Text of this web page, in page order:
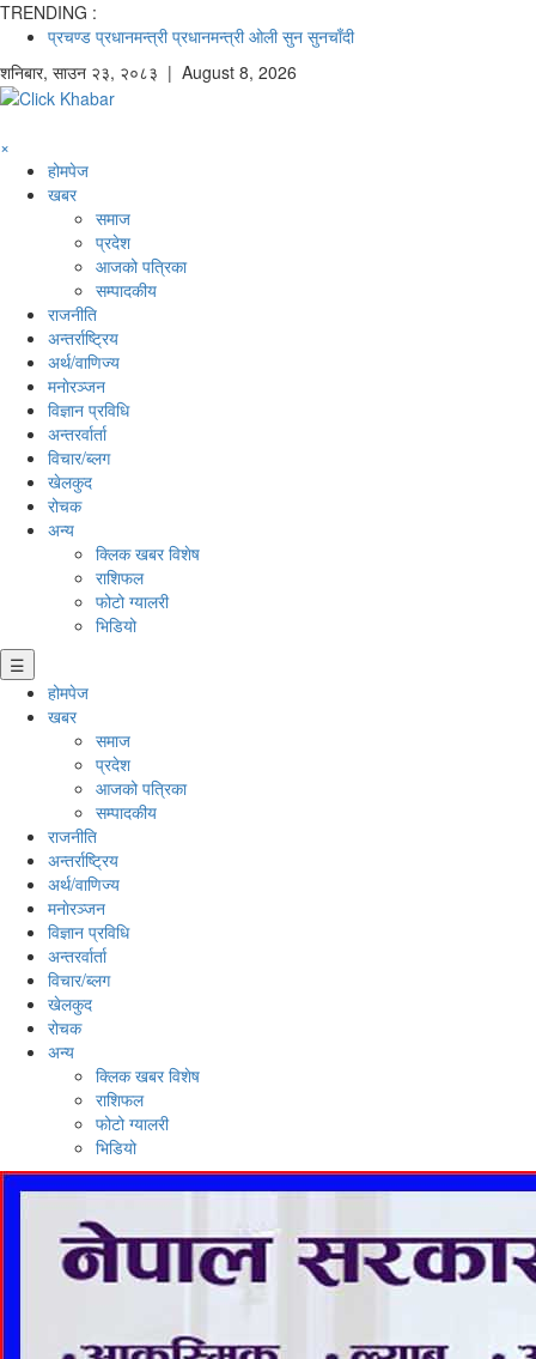
TRENDING :
प्रचण्ड प्रधानमन्त्री प्रधानमन्त्री ओली सुन सुनचाँदी
शनिबार, साउन २३, २०८३ | August 8, 2026
×
होमपेज
खबर
समाज
प्रदेश
आजको पत्रिका
सम्पादकीय
राजनीति
अन्तर्राष्ट्रिय
अर्थ/वाणिज्य
मनाेरञ्जन
विज्ञान प्रविधि
अन्तरर्वार्ता
विचार/ब्लग
खेलकुद
रोचक
अन्य
क्लिक खबर विशेष
राशिफल
फोटो ग्यालरी
भिडियो
☰
होमपेज
खबर
समाज
प्रदेश
आजको पत्रिका
सम्पादकीय
राजनीति
अन्तर्राष्ट्रिय
अर्थ/वाणिज्य
मनाेरञ्जन
विज्ञान प्रविधि
अन्तरर्वार्ता
विचार/ब्लग
खेलकुद
रोचक
अन्य
क्लिक खबर विशेष
राशिफल
फोटो ग्यालरी
भिडियो